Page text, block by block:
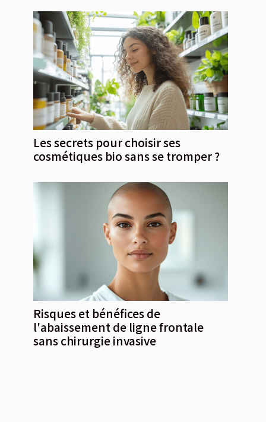
Les secrets pour choisir ses
cosmétiques bio sans se tromper ?
Risques et bénéfices de
l'abaissement de ligne frontale
sans chirurgie invasive